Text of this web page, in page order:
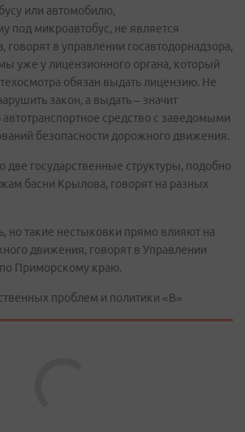
или автомобилю,
под микроавтобус, не является
говорят в управлении госавтодорнадзора,
уже у лицензионного органа, который
обязан выдать лицензию. Не
закон, а выдать – значит
средство с заведомыми
безопасности дорожного движения.
две государственные структуры, подобно
басни Крылова, говорят на разных
но такие нестыковки прямо влияют на
движения, говорят в Управлении
по Приморскому краю.
проблем и политики «В»